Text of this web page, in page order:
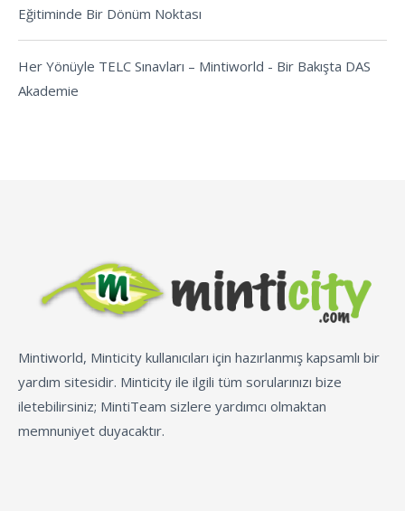
Eğitiminde Bir Dönüm Noktası
Her Yönüyle TELC Sınavları – Mintiworld - Bir Bakışta DAS
Akademie
Mintiworld, Minticity kullanıcıları için hazırlanmış kapsamlı bir
yardım sitesidir. Minticity ile ilgili tüm sorularınızı bize
iletebilirsiniz; MintiTeam sizlere yardımcı olmaktan
memnuniyet duyacaktır.